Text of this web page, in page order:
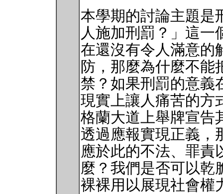
本學期的討論主題是
人施加刑罰？」這一
在還沒有令人滿意的
防，那麼為什麼不能
禁？如果刑罰的意義
現實上讓人痛苦的方
格蘭大道上舉牌宣告
透過應報實現正義，
應於此的不法、罪責
麼？我們是否可以乾
裸裸用以展現社會權